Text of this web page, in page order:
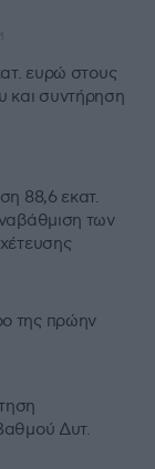
ευρώ στους
και συντήρηση
88,6 εκατ.
των
της πρώην
Δυτ.